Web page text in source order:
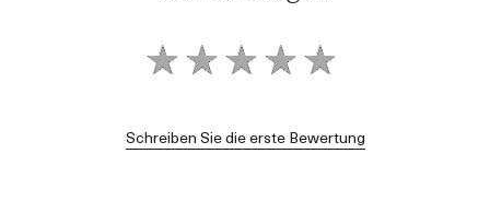
Schreiben Sie die erste Bewertung